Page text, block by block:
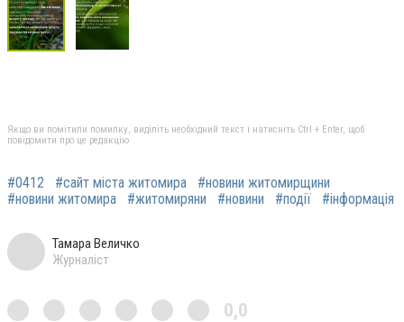
Якщо ви помітили помилку, виділіть необхідний текст і натисніть Ctrl + Enter, щоб
повідомити про це редакцію
#0412 #сайт міста житомира
#новини житомирщини
#новини житомира
#житомиряни #новини #події #інформація
Тамара Величко
Журналіст
0,0